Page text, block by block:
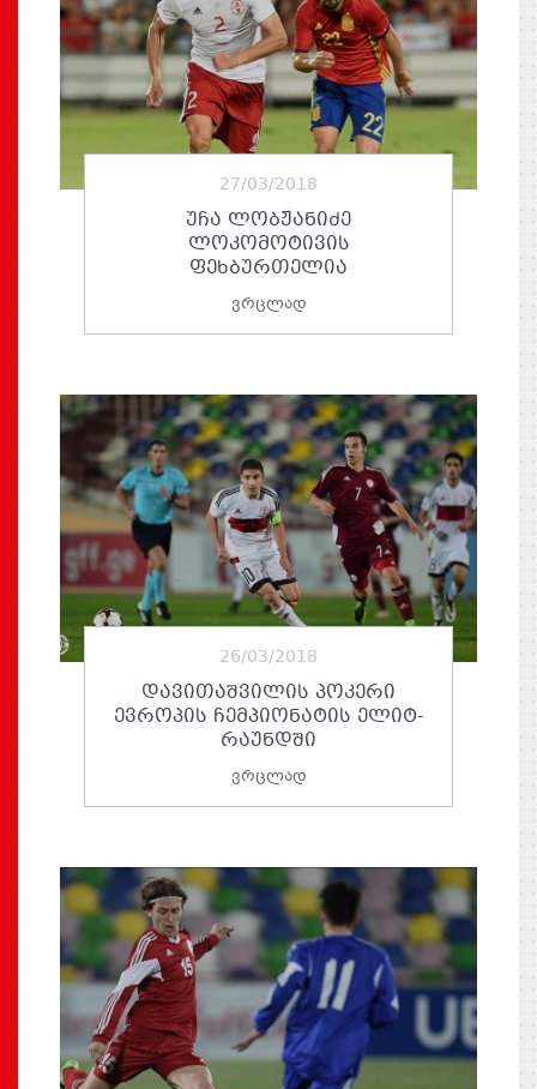
27/03/2018
ᲣᲩᲐ ᲚᲝᲑᲟᲐᲜᲘᲫᲔ
ᲚᲝᲙᲝᲛᲝᲢᲘᲕᲘᲡ
ᲤᲔᲮᲑᲣᲠᲗᲔᲚᲘᲐ
ვრცლად
26/03/2018
ᲓᲐᲕᲘᲗᲐᲨᲕᲘᲚᲘᲡ ᲞᲝᲙᲔᲠᲘ
ᲔᲕᲠᲝᲞᲘᲡ ᲩᲔᲛᲞᲘᲝᲜᲐᲢᲘᲡ ᲔᲚᲘᲢ-
ᲠᲐᲣᲜᲓᲨᲘ
ვრცლად